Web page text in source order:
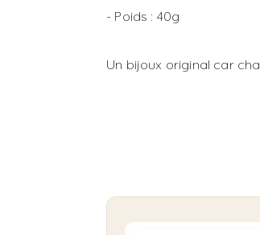
- Poids : 40g
Un bijoux original car